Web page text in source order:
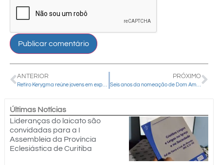
ANTERIOR PRÓXIMO
Últimas Notícias
Lideranças do laicato são
convidadas para a I
Assembleia da Província
Eclesiástica de Curitiba